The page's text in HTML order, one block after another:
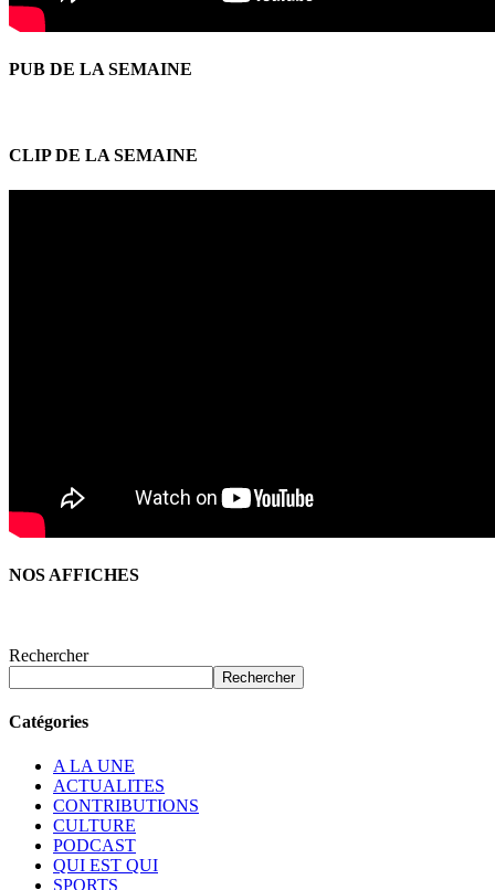
PUB DE LA SEMAINE
CLIP DE LA SEMAINE
NOS AFFICHES
Rechercher
Rechercher
Catégories
A LA UNE
ACTUALITES
CONTRIBUTIONS
CULTURE
PODCAST
QUI EST QUI
SPORTS